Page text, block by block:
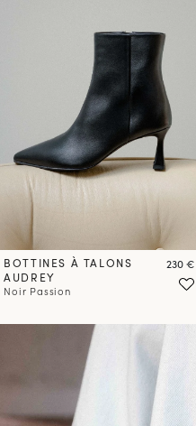
BOTTINES À TALONS
AUDREY
Noir Passion
Prix
230 €